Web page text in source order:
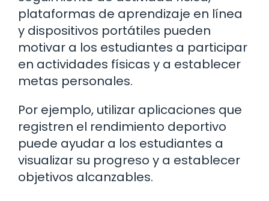
plataformas de aprendizaje en línea
y dispositivos portátiles pueden
motivar a los estudiantes a participar
en actividades físicas y a establecer
metas personales.
Por ejemplo, utilizar aplicaciones que
registren el rendimiento deportivo
puede ayudar a los estudiantes a
visualizar su progreso y a establecer
objetivos alcanzables.